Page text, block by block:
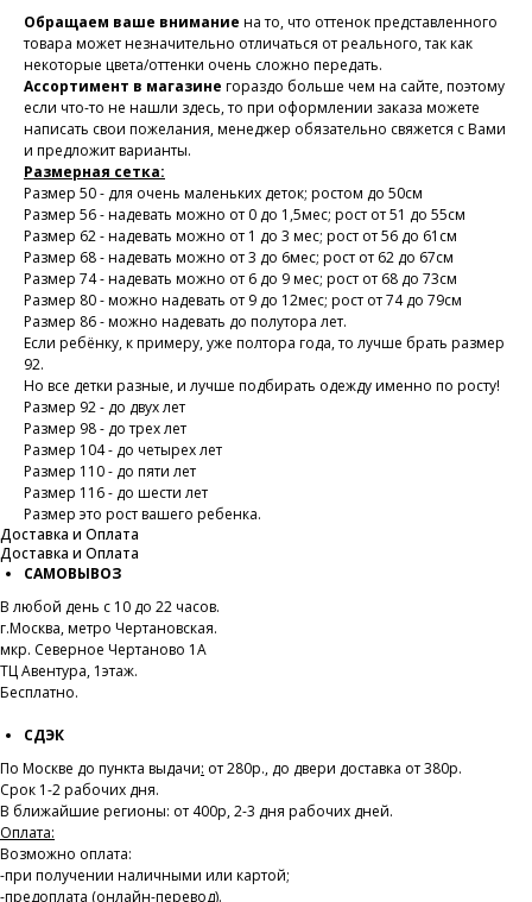
Обращаем ваше внимание на то, что оттенок представленного
товара может незначительно отличаться от реального, так как
некоторые цвета/оттенки очень сложно передать.
Ассортимент в магазине гораздо больше чем на сайте, поэтому
если что-то не нашли здесь, то при оформлении заказа можете
написать свои пожелания, менеджер обязательно свяжется с Вами
и предложит варианты.
Размерная сетка:
Размер 50 - для очень маленьких деток; ростом до 50см
Размер 56 - надевать можно от 0 до 1,5мес; рост от 51 до 55см
Размер 62 - надевать можно от 1 до 3 мес; рост от 56 до 61см
Размер 68 - надевать можно от 3 до 6мес; рост от 62 до 67см
Размер 74 - надевать можно от 6 до 9 мес; рост от 68 до 73см
Размер 80 - можно надевать от 9 до 12мес; рост от 74 до 79см
Размер 86 - можно надевать до полутора лет.
Если ребёнку, к примеру, уже полтора года, то лучше брать размер
92.
Но все детки разные, и лучше подбирать одежду именно по росту!
Размер 92 - до двух лет
Размер 98 - до трех лет
Размер 104 - до четырех лет
Размер 110 - до пяти лет
Размер 116 - до шести лет
Размер это рост вашего ребенка.
Доставка и Оплата
Доставка и Оплата
САМОВЫВОЗ
В любой день с 10 до 22 часов.
г.Москва, метро Чертановская.
мкр. Северное Чертаново 1А
ТЦ Авентура, 1этаж.
Бесплатно.
СДЭК
По Москве до пункта выдачи: от 280р., до двери доставка от 380р.
Срок 1-2 рабочих дня.
В ближайшие регионы: от 400р, 2-3 дня рабочих дней.
Оплата:
Возможно оплата:
-при получении наличными или картой;
-предоплата (онлайн-перевод).